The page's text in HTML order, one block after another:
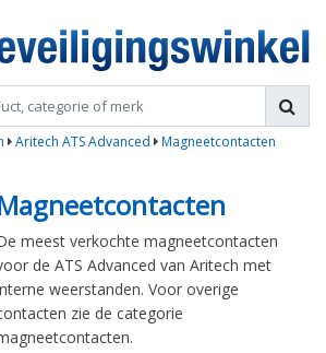
Aritech ATS Advanced Magneetcontacten
meest verkochte magneetcontacten
de ATS Advanced van Aritech met
weerstanden. Voor overige
zie de categorie